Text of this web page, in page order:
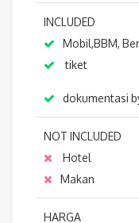
INCLUDED
Mobil,BBM,
tiket
dokumentasi
NOT INCLUDED
Hotel
Makan
HARGA